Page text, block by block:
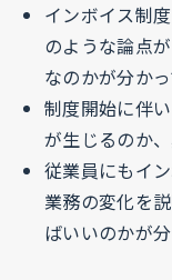
インボイス制
のような論点
なのかが分か
制度開始に伴
が生じるのか
従業員にもイ
業務の変化を
ばいいのかが